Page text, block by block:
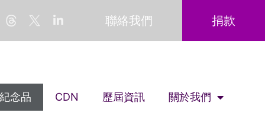
聯絡我們 捐款
念品 CDN 歷屆資訊 關於我們